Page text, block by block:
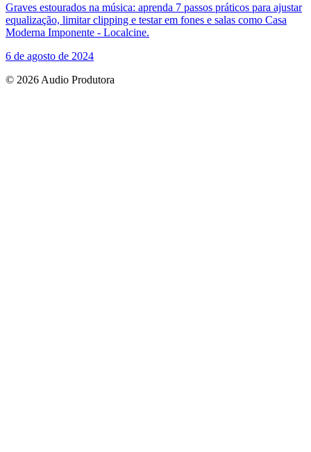
Graves estourados na música: aprenda 7 passos práticos para ajustar
equalização, limitar clipping e testar em fones e salas como Casa
Moderna Imponente - Localcine.
6 de agosto de 2024
© 2026 Audio Produtora